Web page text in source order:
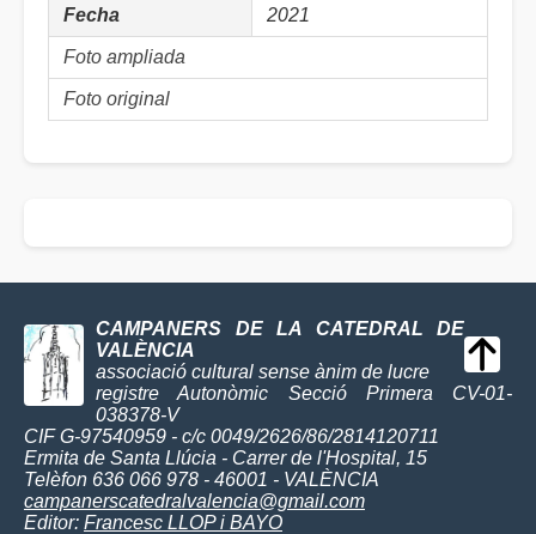
Fecha 2021
Foto ampliada
Foto original
CAMPANERS DE LA CATEDRAL DE
VALÈNCIA
associació cultural sense ànim de lucre
registre Autonòmic Secció Primera CV-01-
038378-V
CIF G-97540959 - c/c 0049/2626/86/2814120711
Ermita de Santa Llúcia - Carrer de l'Hospital, 15
Telèfon 636 066 978 - 46001 - VALÈNCIA
campanerscatedralvalencia@gmail.com
Editor: Francesc LLOP i BAYO